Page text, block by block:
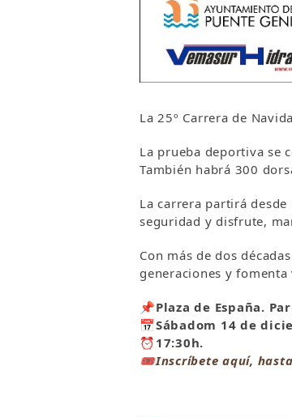
La 25º Carrera de
La prueba deportiva se
También habrá 300
La carrera partirá
seguridad y disfrute,
Con más de dos
generaciones y
📌Plaza de España.
📅Sábadom 14 de
⏰ 17:30h.
🎟Inscríbete aquí,